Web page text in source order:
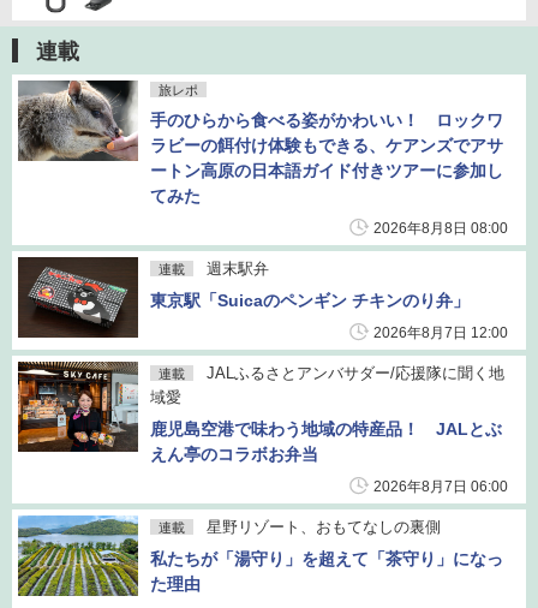
連載
旅レポ
手のひらから食べる姿がかわいい！ ロックワ
ラビーの餌付け体験もできる、ケアンズでアサ
ートン高原の日本語ガイド付きツアーに参加し
てみた
2026年8月8日 08:00
連載 週末駅弁
東京駅「Suicaのペンギン チキンのり弁」
2026年8月7日 12:00
連載
JALふるさとアンバサダー/応援隊に聞く地
域愛
鹿児島空港で味わう地域の特産品！ JALとぶ
えん亭のコラボお弁当
2026年8月7日 06:00
連載 星野リゾート、おもてなしの裏側
私たちが「湯守り」を超えて「茶守り」になっ
た理由